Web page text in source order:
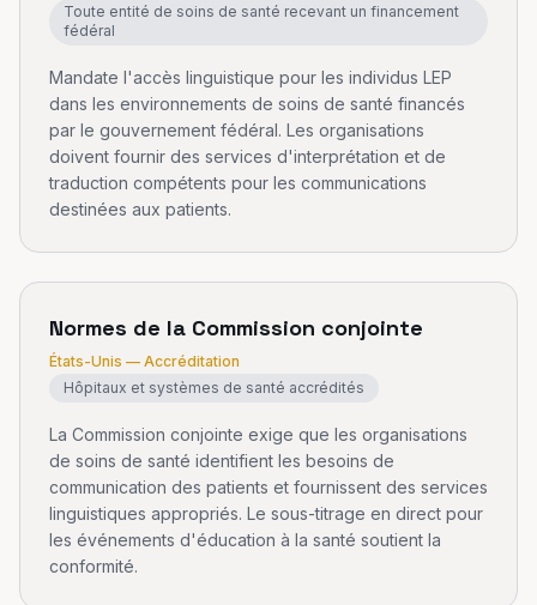
Toute entité de soins de santé recevant un financement
fédéral
Mandate l'accès linguistique pour les individus LEP
dans les environnements de soins de santé financés
par le gouvernement fédéral. Les organisations
doivent fournir des services d'interprétation et de
traduction compétents pour les communications
destinées aux patients.
Normes de la Commission conjointe
États-Unis — Accréditation
Hôpitaux et systèmes de santé accrédités
La Commission conjointe exige que les organisations
de soins de santé identifient les besoins de
communication des patients et fournissent des services
linguistiques appropriés. Le sous-titrage en direct pour
les événements d'éducation à la santé soutient la
conformité.